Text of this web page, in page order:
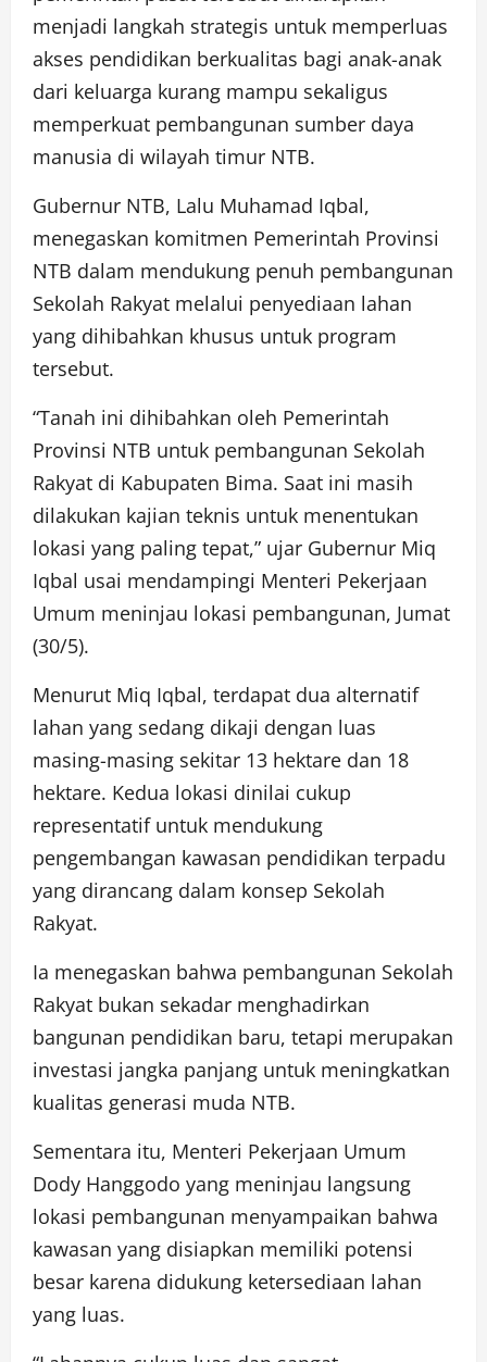
menjadi langkah strategis untuk memperluas
akses pendidikan berkualitas bagi anak-anak
dari keluarga kurang mampu sekaligus
memperkuat pembangunan sumber daya
manusia di wilayah timur NTB.
Gubernur NTB, Lalu Muhamad Iqbal,
menegaskan komitmen Pemerintah Provinsi
NTB dalam mendukung penuh pembangunan
Sekolah Rakyat melalui penyediaan lahan
yang dihibahkan khusus untuk program
tersebut.
“Tanah ini dihibahkan oleh Pemerintah
Provinsi NTB untuk pembangunan Sekolah
Rakyat di Kabupaten Bima. Saat ini masih
dilakukan kajian teknis untuk menentukan
lokasi yang paling tepat,” ujar Gubernur Miq
Iqbal usai mendampingi Menteri Pekerjaan
Umum meninjau lokasi pembangunan, Jumat
(30/5).
Menurut Miq Iqbal, terdapat dua alternatif
lahan yang sedang dikaji dengan luas
masing-masing sekitar 13 hektare dan 18
hektare. Kedua lokasi dinilai cukup
representatif untuk mendukung
pengembangan kawasan pendidikan terpadu
yang dirancang dalam konsep Sekolah
Rakyat.
Ia menegaskan bahwa pembangunan Sekolah
Rakyat bukan sekadar menghadirkan
bangunan pendidikan baru, tetapi merupakan
investasi jangka panjang untuk meningkatkan
kualitas generasi muda NTB.
Sementara itu, Menteri Pekerjaan Umum
Dody Hanggodo yang meninjau langsung
lokasi pembangunan menyampaikan bahwa
kawasan yang disiapkan memiliki potensi
besar karena didukung ketersediaan lahan
yang luas.